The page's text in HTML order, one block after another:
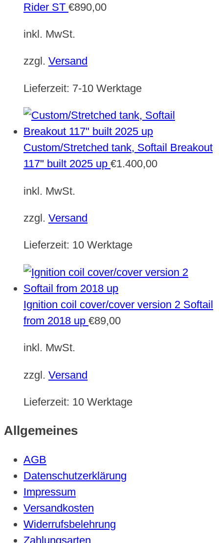
Rider ST €890,00
inkl. MwSt.
zzgl. Versand
Lieferzeit: 7-10 Werktage
Custom/Stretched tank, Softail Breakout
117" built 2025 up €1.400,00
inkl. MwSt.
zzgl. Versand
Lieferzeit: 10 Werktage
Ignition coil cover/cover version 2 Softail
from 2018 up €89,00
inkl. MwSt.
zzgl. Versand
Lieferzeit: 10 Werktage
Allgemeines
AGB
Datenschutzerklärung
Impressum
Versandkosten
Widerrufsbelehrung
Zahlungsarten